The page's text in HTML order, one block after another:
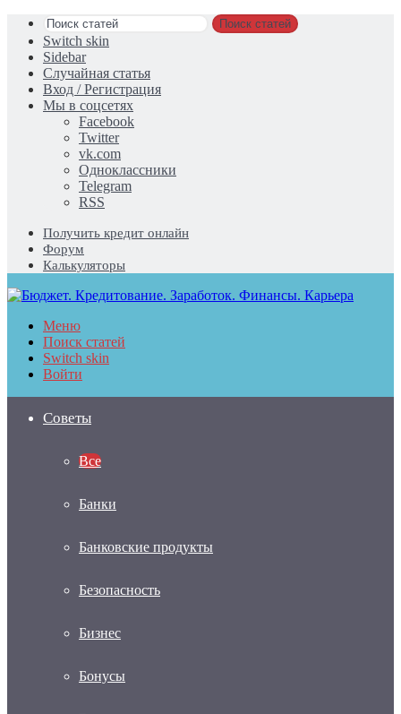
Поиск статей
Switch skin
Sidebar
Случайная статья
Вход / Регистрация
Мы в соцсетях
Facebook
Twitter
vk.com
Одноклассники
Telegram
RSS
Получить кредит онлайн
Форум
Калькуляторы
Меню
Поиск статей
Switch skin
Войти
Советы
Все
Банки
Банковские продукты
Безопасность
Бизнес
Бонусы